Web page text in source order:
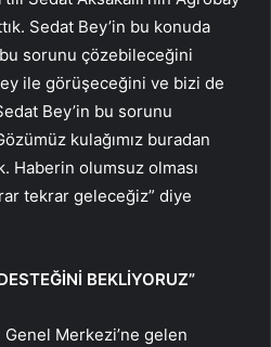
Sedat Bey’in bu konuda
sorunu çözebileceğini
ile görüşeceğini ve bizi de
Bey’in bu sorunu
kulağımız buradan
Haberin olumsuz olması
tekrar geleceğiz” diye
BEKLİYORUZ”
Genel Merkezi’ne gelen